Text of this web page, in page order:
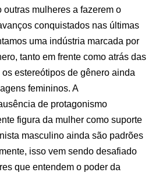
outras mulheres a fazerem o
conquistados nas últimas
uma indústria marcada por
tanto em frente como atrás das
estereótipos de gênero ainda
femininos. A
de protagonismo
figura da mulher como suporte
masculino ainda são padrões
isso vem sendo desafiado
que entendem o poder da